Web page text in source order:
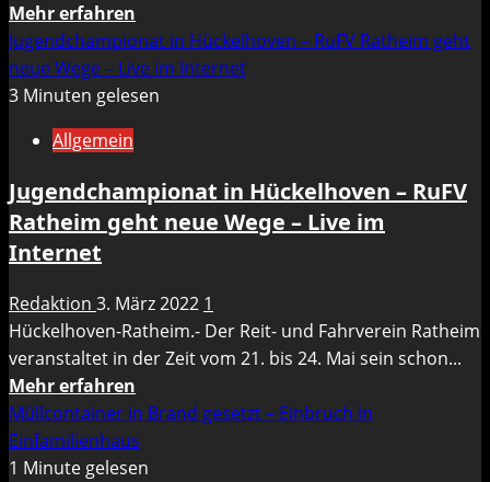
Mehr erfahren
Informationen
über
Mit
und
Lkw
Führerschein
des
jungen
Fahrers
beschlagnahmt
Jugendchampionat in Hückelhoven – RuFV Ratheim geht
neue Wege – Live im Internet
3 Minuten gelesen
Allgemein
Jugendchampionat in Hückelhoven – RuFV
Ratheim geht neue Wege – Live im
Internet
Redaktion 3. März 2022 1
Hückelhoven-Ratheim.- Der Reit- und Fahrverein Ratheim
veranstaltet in der Zeit vom 21. bis 24. Mai sein schon...
Mehr erfahren
Informationen
über
Jugendchampionat
Müllcontainer in Brand gesetzt – Einbruch in
Einfamilienhaus
1 Minute gelesen